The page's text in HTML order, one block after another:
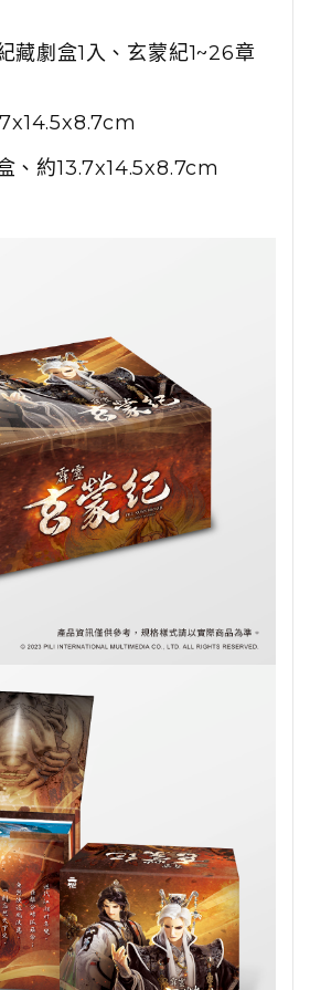
藏劇盒1入、玄蒙紀1~26章
、約13.7x14.5x8.7cm